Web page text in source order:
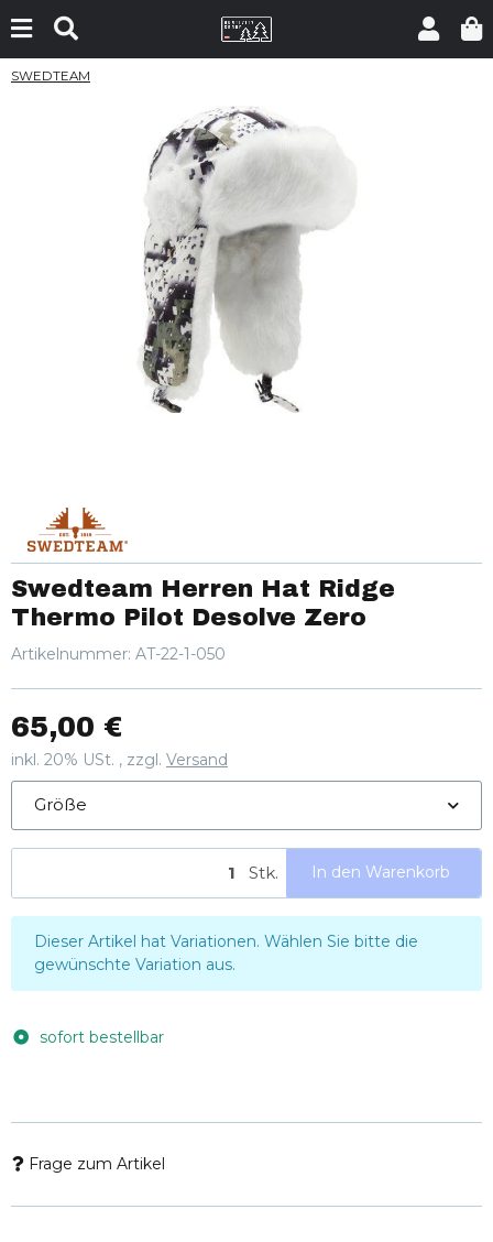
SWEDTEAM
Swedteam Herren Hat Ridge
Thermo Pilot Desolve Zero
Artikelnummer: AT-22-1-050
65,00 €
inkl. 20% USt. , zzgl. Versand
Größe
Stk. In den Warenkorb
xDieser Artikel hat Variationen. Wählen Sie bitte die
gewünschte Variation aus.
sofort bestellbar
Frage zum Artikel